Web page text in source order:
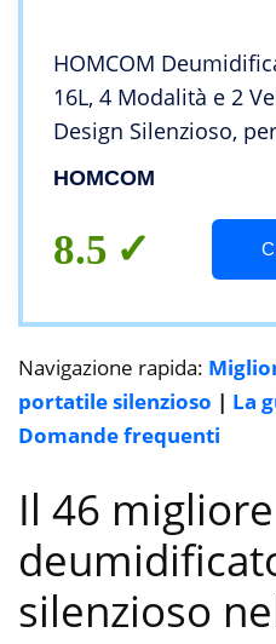
HOMCOM
16L, 4 Modalità e 2
Design Silenzioso,
Cucina, Bianco
HOMCOM
8.5
Navigazione rapida:
portatile silenzioso | La
Domande frequenti
Il 46 migliore
silenzioso